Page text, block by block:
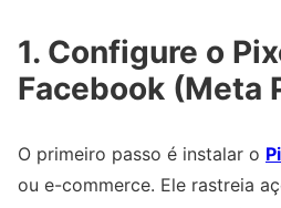
1. Configure o
Facebook (Meta
O primeiro passo é instalar o
ou e-commerce. Ele rastreia